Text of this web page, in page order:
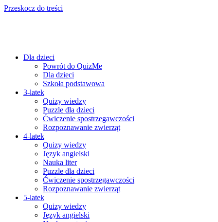
Przeskocz do treści
Dla dzieci
Powrót do QuizMe
Dla dzieci
Szkoła podstawowa
3-latek
Quizy wiedzy
Puzzle dla dzieci
Ćwiczenie spostrzegawczości
Rozpoznawanie zwierząt
4-latek
Quizy wiedzy
Język angielski
Nauka liter
Puzzle dla dzieci
Ćwiczenie spostrzegawczości
Rozpoznawanie zwierząt
5-latek
Quizy wiedzy
Język angielski